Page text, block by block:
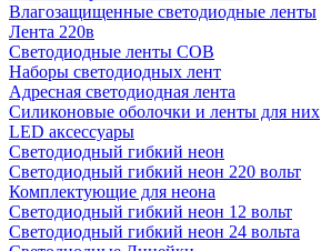
Влагозащищенные светодиодные ленты
Лента 220в
Светодиодные ленты COB
Наборы светодиодных лент
Адресная светодиодная лента
Силиконовые оболочки и ленты для них
LED аксессуары
Светодиодный гибкий неон
Светодиодный гибкий неон 220 вольт
Комплектующие для неона
Светодиодный гибкий неон 12 вольт
Светодиодный гибкий неон 24 вольта